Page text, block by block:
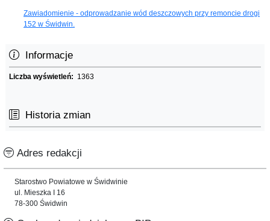
Zawiadomienie - odprowadzanie wód deszczowych przy remoncie drogi
152 w Świdwin.
Informacje
Liczba wyświetleń: 1363
Historia zmian
Adres redakcji
Starostwo Powiatowe w Świdwinie
ul. Mieszka I 16
78-300 Świdwin